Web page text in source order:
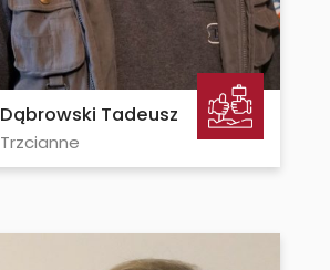
Dąbrowski Tadeusz
Trzcianne